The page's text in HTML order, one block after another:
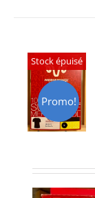
Stock épuisé
Promo!